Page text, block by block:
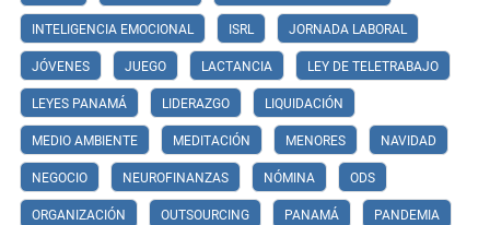
INTELIGENCIA EMOCIONAL ISRL JORNADA LABORAL
JÓVENES JUEGO LACTANCIA LEY DE TELETRABAJO
LEYES PANAMÁ LIDERAZGO LIQUIDACIÓN
MEDIO AMBIENTE MEDITACIÓN MENORES NAVIDAD
NEGOCIO NEUROFINANZAS NÓMINA ODS
ORGANIZACIÓN OUTSOURCING PANAMÁ PANDEMIA